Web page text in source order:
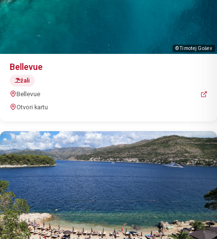
© Timotej Gošev
Bellevue
žali
Bellevue
Otvori kartu